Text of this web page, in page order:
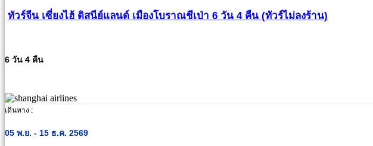
ทัวร์จีน เซี่ยงไฮ้ ดิสนีย์แลนด์ เมืองโบราณชีเป่า 6 วัน 4 คืน (ทัวร์ไม่ลงร้าน)
6 วัน 4 คืน
เดินทาง :
05 พ.ย. - 15 ธ.ค. 2569